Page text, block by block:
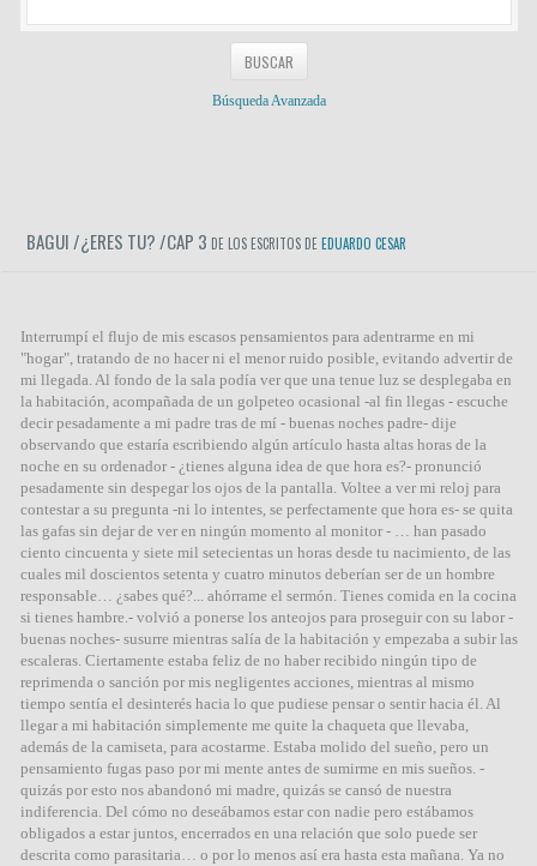
Búsqueda Avanzada
BAGUI /¿ERES TU? /CAP 3 DE LOS ESCRITOS DEEDUARDO CESAR
Interrumpí el flujo de mis escasos pensamientos para adentrarme en mi
"hogar", tratando de no hacer ni el menor ruido posible, evitando advertir de
mi llegada. Al fondo de la sala podía ver que una tenue luz se desplegaba en
la habitación, acompañada de un golpeteo ocasional -al fin llegas - escuche
decir pesadamente a mi padre tras de mí - buenas noches padre- dije
observando que estaría escribiendo algún artículo hasta altas horas de la
noche en su ordenador - ¿tienes alguna idea de que hora es?- pronunció
pesadamente sin despegar los ojos de la pantalla. Voltee a ver mi reloj para
contestar a su pregunta -ni lo intentes, se perfectamente que hora es- se quita
las gafas sin dejar de ver en ningún momento al monitor - … han pasado
ciento cincuenta y siete mil setecientas un horas desde tu nacimiento, de las
cuales mil doscientos setenta y cuatro minutos deberían ser de un hombre
responsable… ¿sabes qué?... ahórrame el sermón. Tienes comida en la cocina
si tienes hambre.- volvió a ponerse los anteojos para proseguir con su labor -
buenas noches- susurre mientras salía de la habitación y empezaba a subir las
escaleras. Ciertamente estaba feliz de no haber recibido ningún tipo de
reprimenda o sanción por mis negligentes acciones, mientras al mismo
tiempo sentía el desinterés hacia lo que pudiese pensar o sentir hacia él. Al
llegar a mi habitación simplemente me quite la chaqueta que llevaba,
además de la camiseta, para acostarme. Estaba molido del sueño, pero un
pensamiento fugas paso por mi mente antes de sumirme en mis sueños. -
quizás por esto nos abandonó mi madre, quizás se cansó de nuestra
indiferencia. Del cómo no deseábamos estar con nadie pero estábamos
obligados a estar juntos, encerrados en una relación que solo puede ser
descrita como parasitaria… o por lo menos así era hasta esta mañana. Ya no